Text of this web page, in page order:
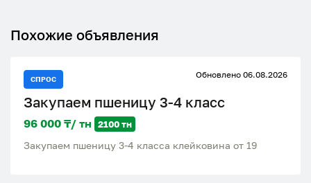
Похожие объявления
СПРОС Обновлено 06.08.2026
Закупаем пшеницу 3-4 класс
96 000 ₸/ тн 2100 тн
Закупаем пшеницу 3-4 класса клейковина от 19